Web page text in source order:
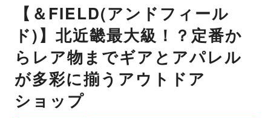
【＆FIELD(アンドフィール
ド)】北近畿最大級！？定番か
らレア物までギアとアパレル
が多彩に揃うアウトドア
ショップ